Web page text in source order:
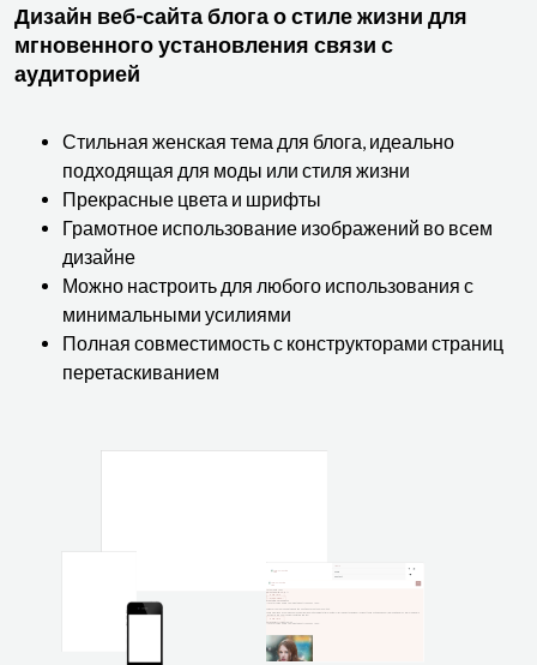
Дизайн веб-сайта блога о стиле жизни для
мгновенного установления связи с
аудиторией
Стильная женская тема для блога, идеально
подходящая для моды или стиля жизни
Прекрасные цвета и шрифты
Грамотное использование изображений во всем
дизайне
Можно настроить для любого использования с
минимальными усилиями
Полная совместимость с конструкторами страниц
перетаскиванием